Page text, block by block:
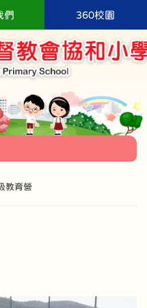
們 360校園
教育營